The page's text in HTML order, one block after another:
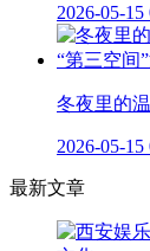
2026-05-15
冬夜里的
2026-05-15
最新文章